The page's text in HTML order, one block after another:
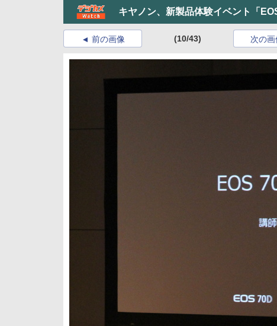
キヤノン、新製品体験イベント「
前の画像 (10/43) 次の画